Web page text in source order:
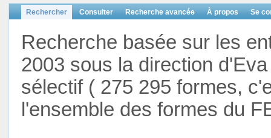
Rechercher Consulter Recherche avancée À propos Se
Recherche basée sur les
2003 sous la direction
sélectif ( 275 295 formes,
l'ensemble des formes du